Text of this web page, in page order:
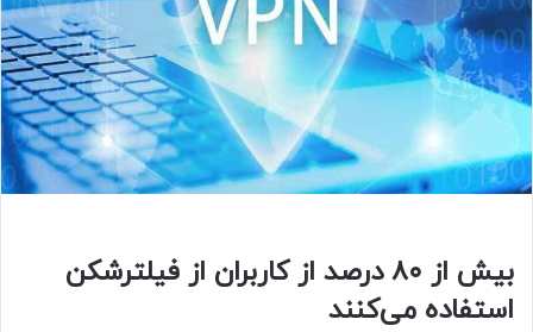
بیش از ۸۰ درصد از کاربران از فیلترشکن
استفاده می‌کنند